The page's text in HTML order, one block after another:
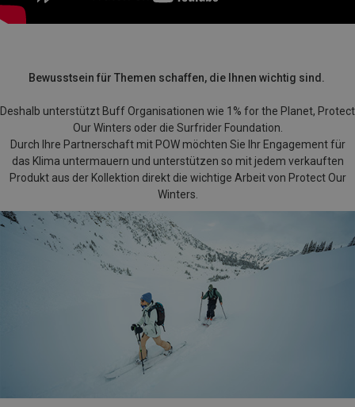
Bewusstsein für Themen schaffen, die Ihnen wichtig sind.
Deshalb unterstützt Buff Organisationen wie 1% for the Planet, Protect
Our Winters oder die Surfrider Foundation.
Durch Ihre Partnerschaft mit POW möchten Sie Ihr Engagement für
das Klima untermauern und unterstützen so mit jedem verkauften
Produkt aus der Kollektion direkt die wichtige Arbeit von Protect Our
Winters.